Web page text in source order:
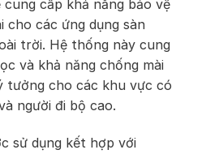
cấp khả năng bảo vệ
cho các ứng dụng sàn
trời. Hệ thống này cung
và khả năng chống mài
tưởng cho các khu vực có
người đi bộ cao.
sử dụng kết hợp với